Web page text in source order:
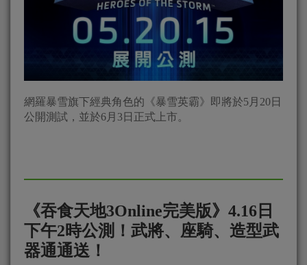
網羅暴雪旗下經典角色的《暴雪英霸》即將於5月20日
公開測試，並於6月3日正式上市。
《吞食天地3Online完美版》4.16日
下午2時公測！武將、座騎、造型武
器通通送！